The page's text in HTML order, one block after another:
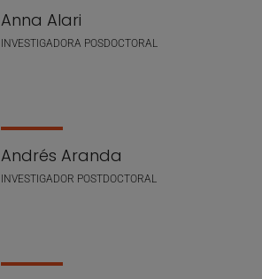
Anna Alari
INVESTIGADORA POSDOCTORAL
Andrés Aranda
INVESTIGADOR POSTDOCTORAL